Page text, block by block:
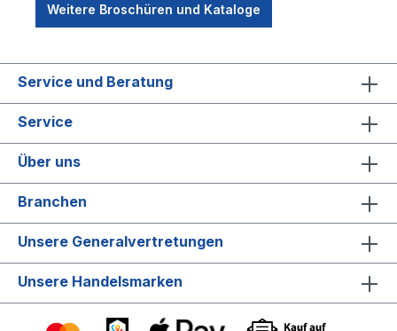
Weitere Broschüren und Kataloge
Service und Beratung
Service
Über uns
Branchen
Unsere Generalvertretungen
Unsere Handelsmarken